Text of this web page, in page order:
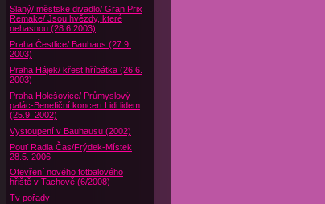
Slaný/ městske divadlo/ Gran Prix
Remake/ Jsou hvězdy, které
nehasnou (28.6.2003)
Praha Čestlice/ Bauhaus (27.9.
2003)
Praha Hájek/ křest hříbátka (26.6.
2003)
Praha Holešovice/ Průmyslový
palác-Benefiční koncert Lidi lidem
(25.9. 2002)
Vystoupení v Bauhausu (2002)
Pouť Radia Čas/Frýdek-Místek
28.5. 2006
Otevření nového fotbalového
hřiště v Tachově (6/2008)
Tv pořady